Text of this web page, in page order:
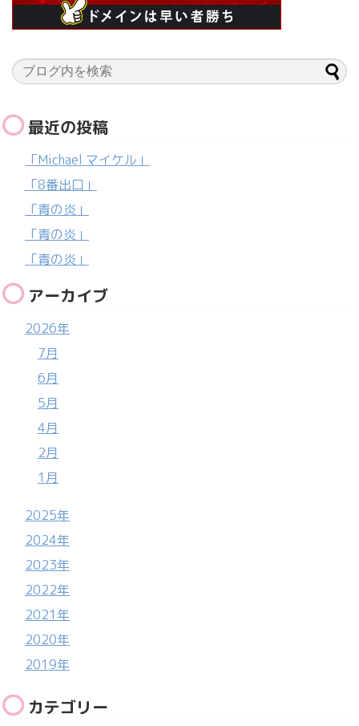
最近の投稿
「Michael マイケル」
「8番出口」
「青の炎」
「青の炎」
「青の炎」
アーカイブ
2026年
7月
6月
5月
4月
2月
1月
2025年
2024年
2023年
2022年
2021年
2020年
2019年
カテゴリー